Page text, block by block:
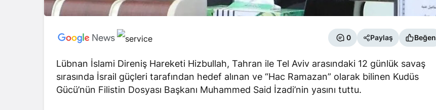
0 Paylaş Beğen
Lübnan İslami Direniş Hareketi Hizbullah, Tahran ile Tel Aviv arasındaki 12 günlük savaş
sırasında İsrail güçleri tarafından hedef alınan ve “Hac Ramazan” olarak bilinen Kudüs
Gücü’nün Filistin Dosyası Başkanı Muhammed Said İzadi’nin yasını tuttu.